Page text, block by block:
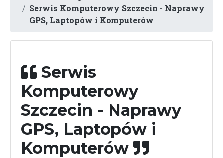
Serwis Komputerowy Szczecin - Naprawy
GPS, Laptopów i Komputerów
Serwis
Komputerowy
Szczecin - Naprawy
GPS, Laptopów i
Komputerów